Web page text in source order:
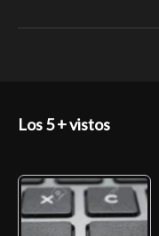
Los 5 + vistos